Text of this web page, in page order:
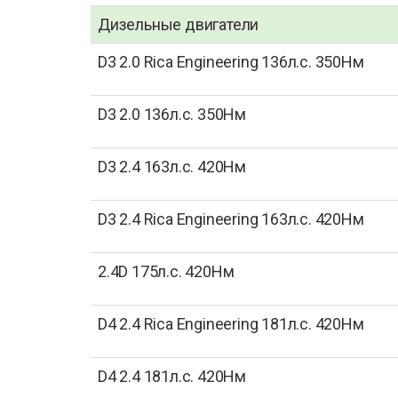
Дизельные двигатели
D3 2.0 Rica Engineering 136л.с. 350Нм
D3 2.0 136л.с. 350Нм
D3 2.4 163л.с. 420Нм
D3 2.4 Rica Engineering 163л.с. 420Нм
2.4D 175л.с. 420Нм
D4 2.4 Rica Engineering 181л.с. 420Нм
D4 2.4 181л.с. 420Нм